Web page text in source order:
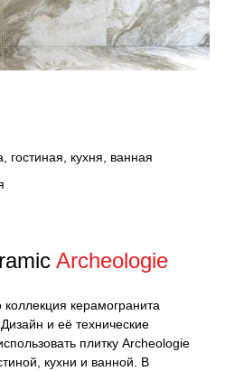
гостиная, кухня, ванная
Archeologie
керамогранита
и её технические
плитку Archeologie
кухни и ванной. В